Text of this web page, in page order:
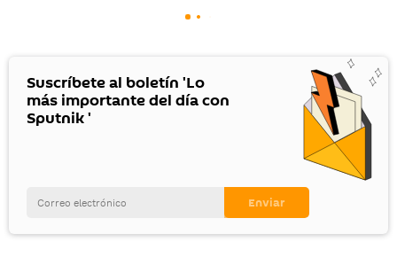
Suscríbete al boletín 'Lo
más importante del día con
Sputnik '